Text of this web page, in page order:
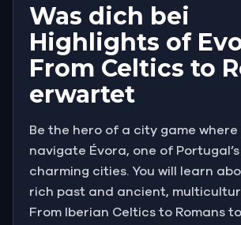
Was dich bei
Highlights of
From Celtics to
erwartet
Be the hero of a city game where
navigate Évora, one of
charming cities. You will learn
rich past and ancient,
From Iberian Celtics to Romans